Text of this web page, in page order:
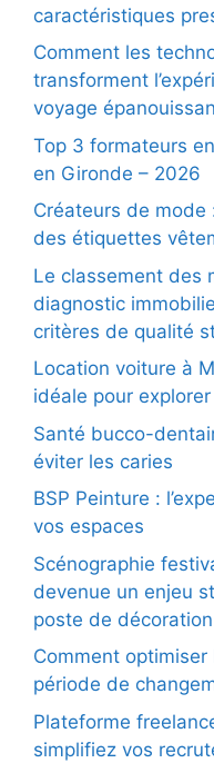
caractéristiques
Comment les
transforment
voyage
Top 3 formateurs
en Gironde – 2026
Créateurs de mode
des étiquettes
Le classement des
diagnostic
critères de qualité
Location voiture à
idéale pour
Santé bucco-
éviter les caries
BSP Peinture :
vos espaces
Scénographie
devenue un enjeu
poste de décoration
Comment
période de
Plateforme
simplifiez vos